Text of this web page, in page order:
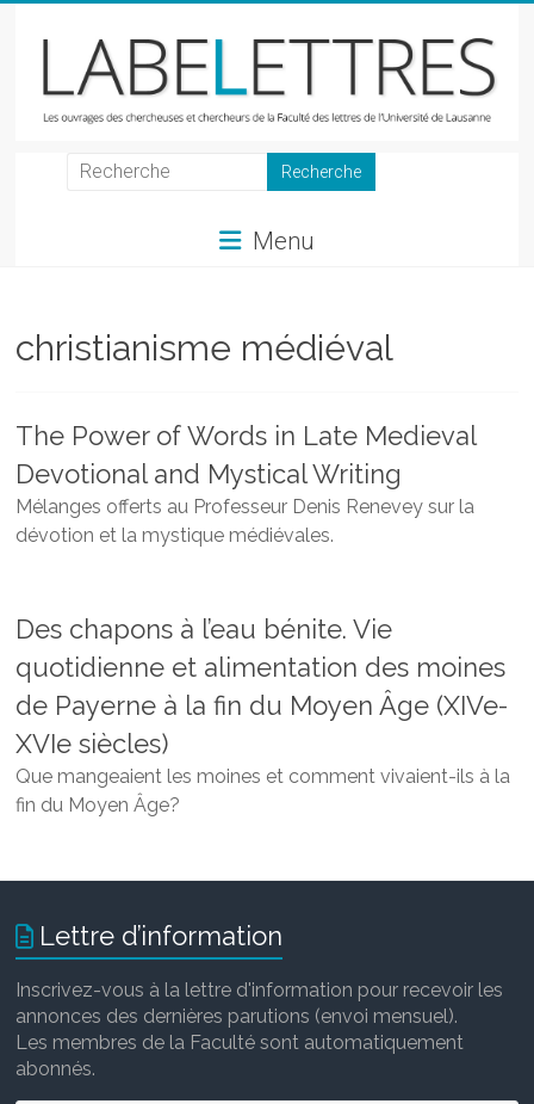
LabeLettres
chercheurs
Faculté
des
lettres
Menu
christianisme médiéval
The Power of Words in Late Medieval
Devotional and Mystical Writing
Mélanges offerts au Professeur Denis Renevey sur la
dévotion et la mystique médiévales.
Des chapons à l’eau bénite. Vie
quotidienne et alimentation des moines
de Payerne à la fin du Moyen Âge (XIVe-
XVIe siècles)
Que mangeaient les moines et comment vivaient-ils à la
fin du Moyen Âge?
Lettre d’information
Inscrivez-vous à la lettre d'information pour recevoir les
annonces des dernières parutions (envoi mensuel).
Les membres de la Faculté sont automatiquement
abonnés.